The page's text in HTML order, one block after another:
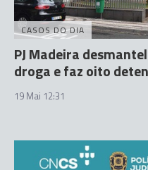
CASOS DO DIA
PJ Madeira
droga e faz oito
19 Mai 12:31